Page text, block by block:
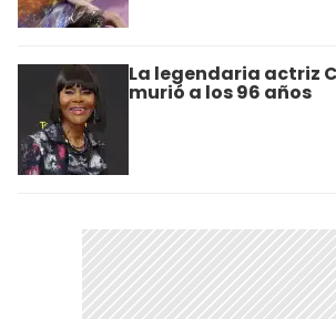
La legendaria actriz
murió a los 96 años